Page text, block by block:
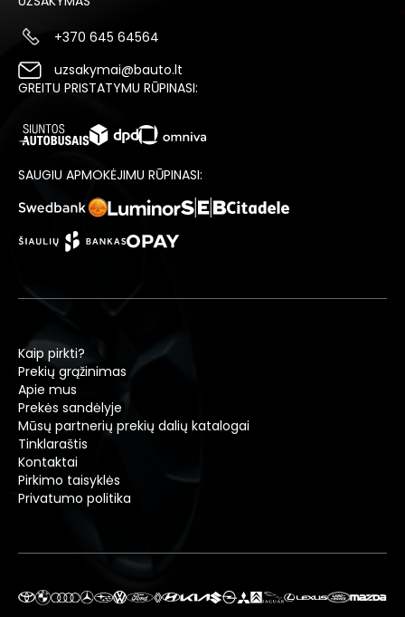
+370 645 64564
uzsakymai@bauto.lt
GREITU PRISTATYMU RŪPINASI:
SAUGIU APMOKĖJIMU RŪPINASI:
Kaip pirkti?
Prekių grąžinimas
Apie mus
Prekės sandėlyje
Mūsų partnerių prekių dalių katalogai
Tinklaraštis
Kontaktai
Pirkimo taisyklės
Privatumo politika